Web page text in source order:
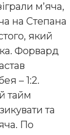
м’яча,
на Степана
який
Форвард
– 1:2.
тайм
та
По